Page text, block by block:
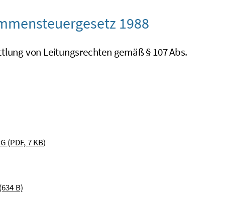
1988
von Leitungsrechten gemäß § 107 Abs.
(PDF, 7 KB)
(634 B)